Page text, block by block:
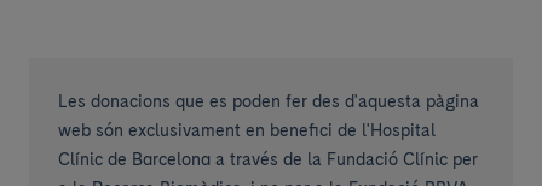
Les donacions que es poden fer des d'aquesta pàgina
web són exclusivament en benefici de l'Hospital
Clínic de Barcelona a través de la Fundació Clínic per